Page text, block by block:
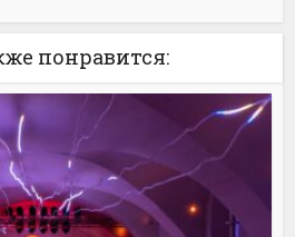
понравится: